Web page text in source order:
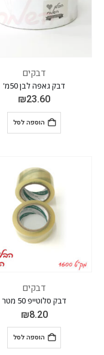
דבקים
דבק גאפה לבן 50מ'
₪23.60
הוספה לסל
דבקים
דבק סלוטייפ 50 מטר
₪8.20
הוספה לסל